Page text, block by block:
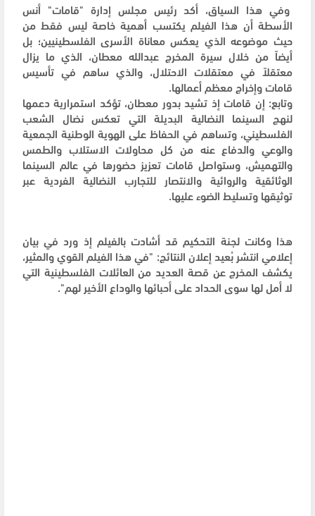
وفي هذا السياق، أكد رئيس مجلس إدارة "قامات" أنس
الأسطة أن هذا الفيلم يكتسب أهمية خاصة ليس فقط من
حيث موضوعه الذي يعكس معاناة الأسرى الفلسطينيين؛ بل
أيضاً من خلال سيرة المخرج عبدالله معطان، الذي ما يزال
معتقلاً في معتقلات الاحتلال، والذي ساهم في تأسيس
قامات وإخراج معظم أعمالها.
وتابع: إن قامات إذ تشيد بدور معطان، تؤكد استمرارية دعمها
لنهج السينما النضالية البديلة التي تعكس نضال الشعب
الفلسطيني، وتساهم في الحفاظ على الهوية الوطنية الجمعية
والوعي والدفاع عنه من كل محاولات الاستلاب والطمس
والتهميش، وستواصل قامات تعزيز حضورها في عالم السينما
الوثائقية والروائية والانتصار للتجارب النضالية الفردية عبر
توثيقها وتسليط الضوء عليها.
هذا وكانت لجنة التحكيم قد أشادت بالفيلم إذ ورد في بيان
إعلامي انتشر بُعيد إعلان النتائج: "في هذا الفيلم القوي والمثير،
يكشف المخرج عن قصة العديد من العائلات الفلسطينية التي
لا أمل لها سوى الحداد على أحبائها والوداع الأخير لهم".